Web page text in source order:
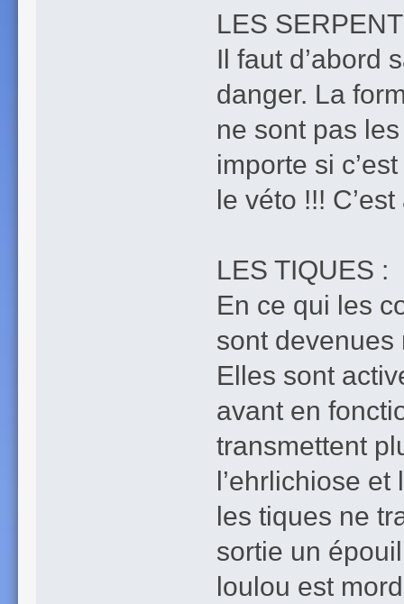
LES
Il faut d’abord
danger. La
ne sont pas
importe si
le véto !!!
LES TIQUES :
En ce qui les
sont devenues
Elles sont
avant en
transmettent
l’ehrlichiose
les tiques ne
sortie un
loulou est